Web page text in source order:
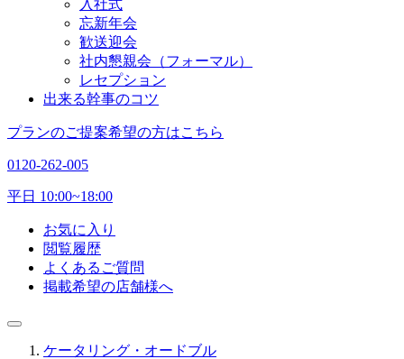
入社式
忘新年会
歓送迎会
社内懇親会（フォーマル）
レセプション
出来る幹事のコツ
プランのご提案希望の方はこちら
0120-262-005
平日 10:00~18:00
お気に入り
閲覧履歴
よくあるご質問
掲載希望の店舗様へ
ケータリング・オードブル